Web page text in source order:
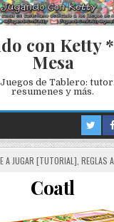
con Ketty
Mesa
de Tablero:
resumenes y más.
A JUGAR [TUTORIAL] REGLAS
Coatl